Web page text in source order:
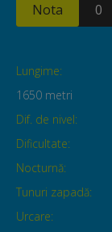
Nota 0
Lungime:
1650 metri
Dif. de nivel:
Dificultate:
Nocturnă:
Tunuri zapadă:
Urcare: